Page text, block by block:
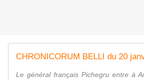
CHRONICORUM BELLI du 20
Le général français Pichegru entre à